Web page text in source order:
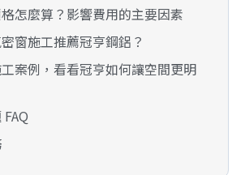
怎麼算？影響費用的主要因素
窗施工推薦冠亨鋼鋁？
案例，看看冠亨如何讓空間更明